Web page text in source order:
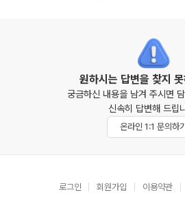
원하시는 답변을 찾지
궁금하신 내용을 남겨 주시면
신속히 답변해 드립
온라인 1:1 문의하기
로그인 회원가입 이용약관